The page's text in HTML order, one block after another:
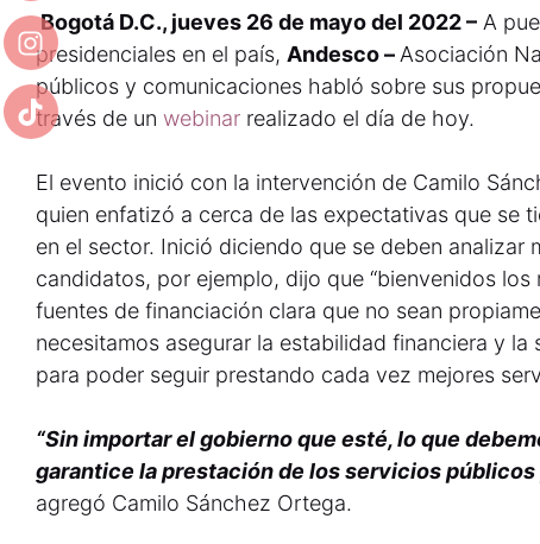
Bogotá D.C., jueves 26 de mayo del 2022 – A
presidenciales en el país, Andesco – Asociación
públicos y comunicaciones habló sobre sus
través de un webinar realizado el día de hoy.
El evento inició con la intervención de Camilo
quien enfatizó a cerca de las expectativas que se
en el sector. Inició diciendo que se deben analizar
candidatos, por ejemplo, dijo que “bienvenidos
fuentes de financiación clara que no sean
necesitamos asegurar la estabilidad financiera y la
para poder seguir prestando cada vez mejores
“Sin importar el gobierno que esté, lo que
garantice la prestación de los servicios públicos
agregó Camilo Sánchez Ortega.